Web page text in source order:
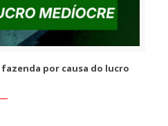
por causa do lucro